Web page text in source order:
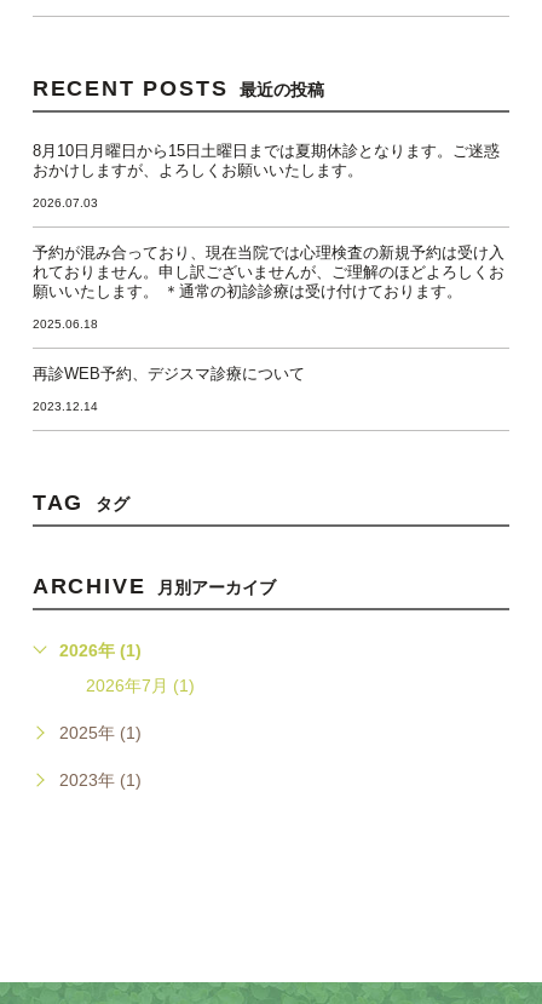
RECENT POSTS 最近の投稿
8月10日月曜日から15日土曜日までは夏期休診となります。ご迷惑
おかけしますが、よろしくお願いいたします。
2026.07.03
予約が混み合っており、現在当院では心理検査の新規予約は受け入
れておりません。申し訳ございませんが、ご理解のほどよろしくお
願いいたします。 ＊通常の初診診療は受け付けております。
2025.06.18
再診WEB予約、デジスマ診療について
2023.12.14
TAG タグ
ARCHIVE 月別アーカイブ
2026年 (1)
2026年7月 (1)
2025年 (1)
2023年 (1)